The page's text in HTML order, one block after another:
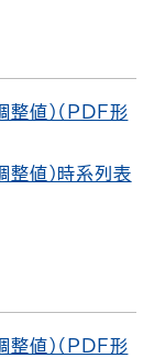
整値）（PDF形
整値）時系列表
整値）（PDF形